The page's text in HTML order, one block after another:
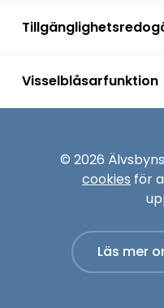
Visselblåsarfunktion
© 2026
cookies för
Läs mer